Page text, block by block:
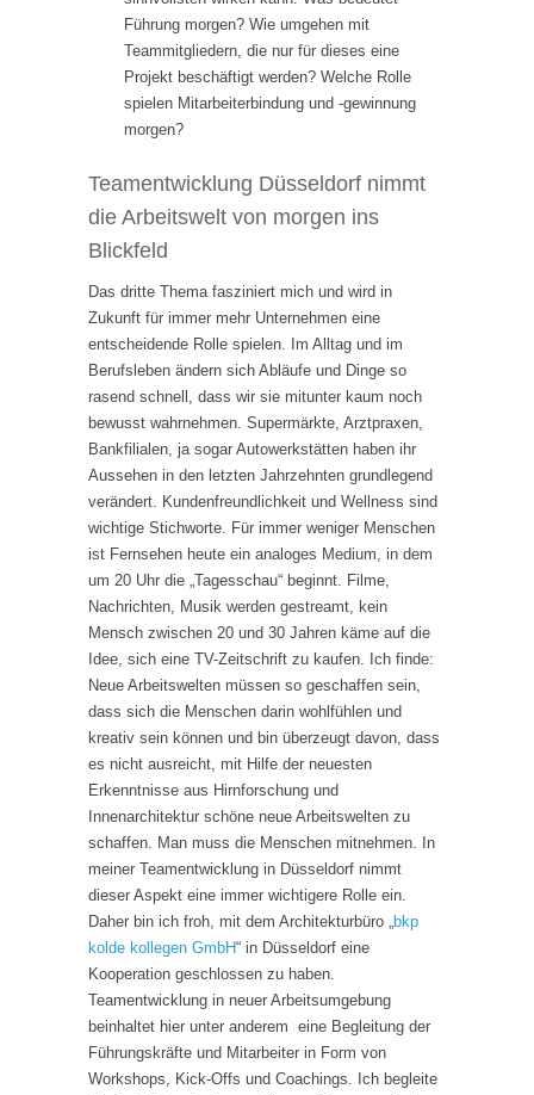
Führung morgen? Wie umgehen mit
Teammitgliedern, die nur für dieses eine
Projekt beschäftigt werden? Welche Rolle
spielen Mitarbeiterbindung und -gewinnung
morgen?
Teamentwicklung Düsseldorf nimmt
die Arbeitswelt von morgen ins
Blickfeld
Das dritte Thema fasziniert mich und wird in
Zukunft für immer mehr Unternehmen eine
entscheidende Rolle spielen. Im Alltag und im
Berufsleben ändern sich Abläufe und Dinge so
rasend schnell, dass wir sie mitunter kaum noch
bewusst wahrnehmen. Supermärkte, Arztpraxen,
Bankfilialen, ja sogar Autowerkstätten haben ihr
Aussehen in den letzten Jahrzehnten grundlegend
verändert. Kundenfreundlichkeit und Wellness sind
wichtige Stichworte. Für immer weniger Menschen
ist Fernsehen heute ein analoges Medium, in dem
um 20 Uhr die „Tagesschau“ beginnt. Filme,
Nachrichten, Musik werden gestreamt, kein
Mensch zwischen 20 und 30 Jahren käme auf die
Idee, sich eine TV-Zeitschrift zu kaufen. Ich finde:
Neue Arbeitswelten müssen so geschaffen sein,
dass sich die Menschen darin wohlfühlen und
kreativ sein können und bin überzeugt davon, dass
es nicht ausreicht, mit Hilfe der neuesten
Erkenntnisse aus Hirnforschung und
Innenarchitektur schöne neue Arbeitswelten zu
schaffen. Man muss die Menschen mitnehmen. In
meiner Teamentwicklung in Düsseldorf nimmt
dieser Aspekt eine immer wichtigere Rolle ein.
Daher bin ich froh, mit dem Architekturbüro „bkp
kolde kollegen GmbH“ in Düsseldorf eine
Kooperation geschlossen zu haben.
Teamentwicklung in neuer Arbeitsumgebung
beinhaltet hier unter anderem eine Begleitung der
Führungskräfte und Mitarbeiter in Form von
Workshops, Kick-Offs und Coachings. Ich begleite